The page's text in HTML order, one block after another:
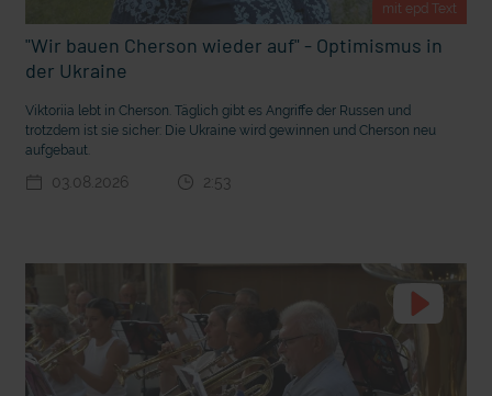
mit epd Text
"Wir bauen Cherson wieder auf" - Optimismus in
der Ukraine
Viktoriia lebt in Cherson. Täglich gibt es Angriffe der Russen und
trotzdem ist sie sicher: Die Ukraine wird gewinnen und Cherson neu
aufgebaut.
03.08.2026 2:53